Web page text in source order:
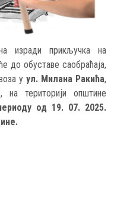
изради прикључка на
до обуставе саобраћаја,
у ул. Милана Ракића,
, на територији општине
од 19. 07. 2025.